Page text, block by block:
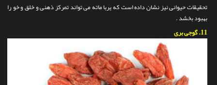
تحقیقات حیوانی نیز نشان داده است که یربا ماته می تواند تمرکز ذهنی و خلق و خو را
بهبود بخشد .
11. گوجی بری